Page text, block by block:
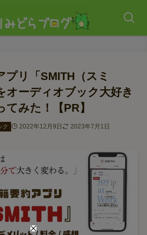
プリ「SMITH（スミ
オーディオブック大好き
てみた！【PR】
ク 2022年12月9日 2023年7月1日